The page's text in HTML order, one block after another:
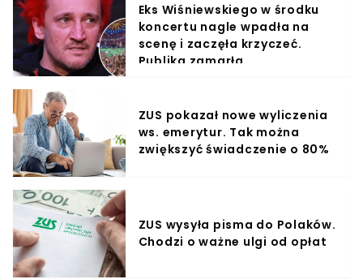
Eks Wiśniewskiego w środku
koncertu nagle wpadła na
scenę i zaczęła krzyczeć.
Publika zamarła
ZUS pokazał nowe wyliczenia
ws. emerytur. Tak można
zwiększyć świadczenie o 80%
ZUS wysyła pisma do Polaków.
Chodzi o ważne ulgi od opłat